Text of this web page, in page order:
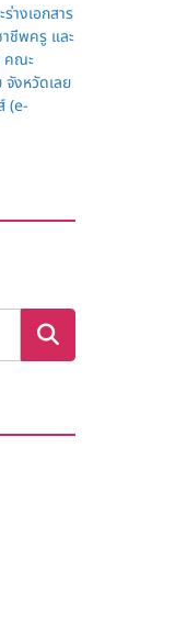
างเอกสาร
ชีพครู และ
คณะ
จังหวัดเลย
(e-